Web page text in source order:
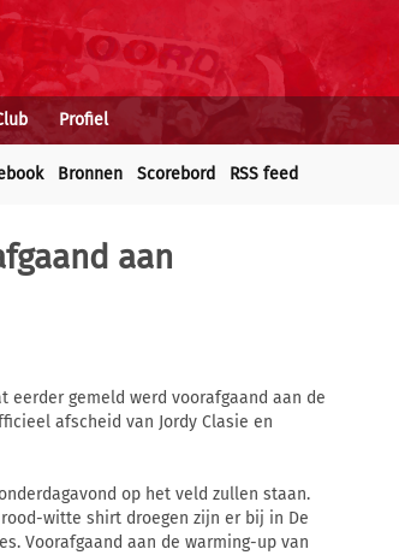
Profiel
Bronnen Scorebord RSS feed
aan
eerder gemeld werd voorafgaand aan de
afscheid van Jordy Clasie en
op het veld zullen staan.
witte shirt droegen zijn er bij in De
Voorafgaand aan de warming-up van